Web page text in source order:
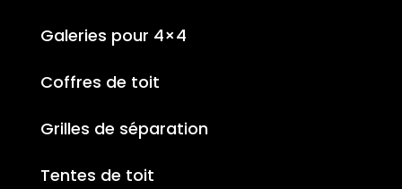
Galeries pour 4×4
Coffres de toit
Grilles de séparation
Tentes de toit